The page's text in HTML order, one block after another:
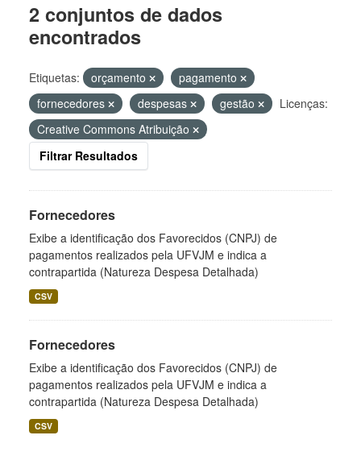
2 conjuntos de dados
encontrados
Etiquetas: orçamento
pagamento
fornecedores
despesas gestão
Licenças:
Creative Commons Atribuição
Filtrar Resultados
Fornecedores
Exibe a identificação dos Favorecidos (CNPJ) de
pagamentos realizados pela UFVJM e indica a
contrapartida (Natureza Despesa Detalhada)
CSV
Fornecedores
Exibe a identificação dos Favorecidos (CNPJ) de
pagamentos realizados pela UFVJM e indica a
contrapartida (Natureza Despesa Detalhada)
CSV